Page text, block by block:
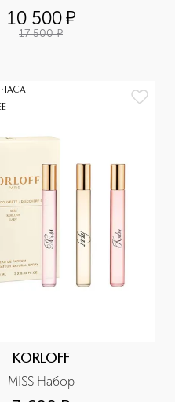
10 500¤
17 500 ¤
ЧАСА
KORLOFF
MISS Набор